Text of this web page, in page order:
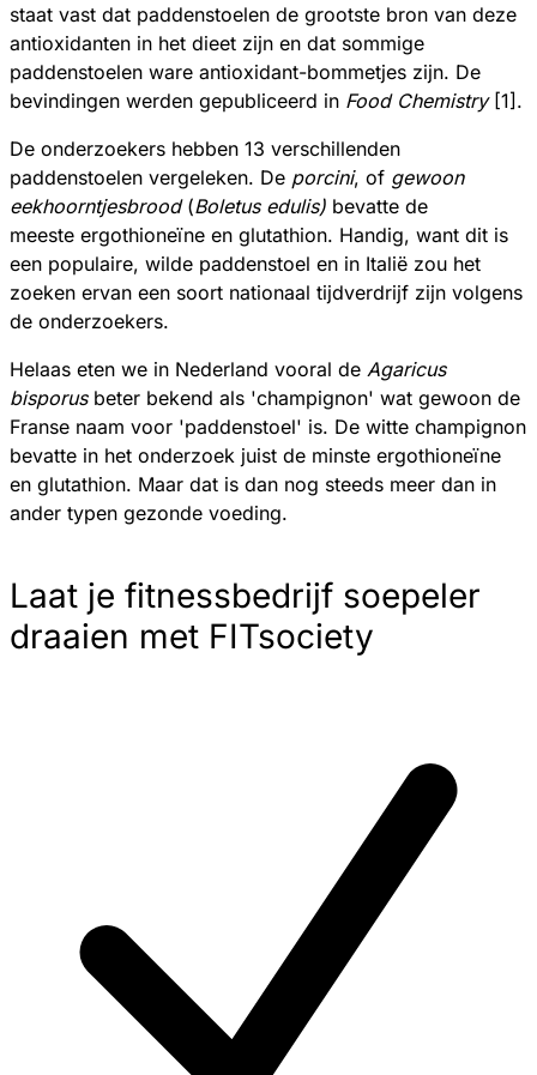
staat vast dat paddenstoelen de grootste bron van deze
antioxidanten in het dieet zijn en dat sommige
paddenstoelen ware antioxidant-bommetjes zijn. De
bevindingen werden gepubliceerd in Food Chemistry[1].
De onderzoekers hebben 13 verschillenden
paddenstoelen vergeleken. De porcini, of gewoon
eekhoorntjesbrood (Boletus edulis) bevatte de
meeste ergothioneïne en glutathion. Handig, want dit is
een populaire, wilde paddenstoel en in Italië zou het
zoeken ervan een soort nationaal tijdverdrijf zijn volgens
de onderzoekers.
Helaas eten we in Nederland vooral de Agaricus
bisporus beter bekend als 'champignon' wat gewoon de
Franse naam voor 'paddenstoel' is. De witte champignon
bevatte in het onderzoek juist de minste ergothioneïne
en glutathion. Maar dat is dan nog steeds meer dan in
ander typen gezonde voeding.
Laat je fitnessbedrijf soepeler
draaien met FITsociety